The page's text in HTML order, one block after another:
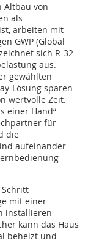
Altbau von
als
arbeiten mit
GWP (Global
sich R-32
aus.
gewählten
Lösung sparen
wertvolle Zeit.
einer Hand“
für
die
aufeinander
mit einer
installieren
kann das Haus
beheizt und